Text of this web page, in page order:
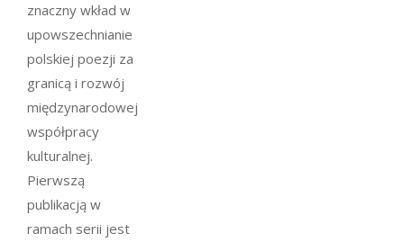
znaczny wkład w
upowszechnianie
polskiej poezji za
granicą i rozwój
międzynarodowej
współpracy
kulturalnej.
Pierwszą
publikacją w
ramach serii jest